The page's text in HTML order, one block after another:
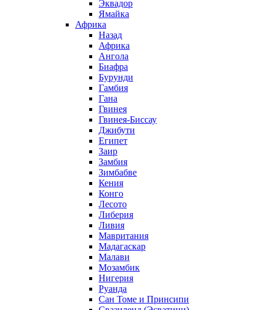
Эквадор
Ямайка
Африка
Назад
Африка
Ангола
Биафра
Бурунди
Гамбия
Гана
Гвинея
Гвинея-Биссау
Джибути
Египет
Заир
Замбия
Зимбабве
Кения
Конго
Лесото
Либерия
Ливия
Мавритания
Мадагаскар
Малави
Мозамбик
Нигерия
Руанда
Сан Томе и Принсипи